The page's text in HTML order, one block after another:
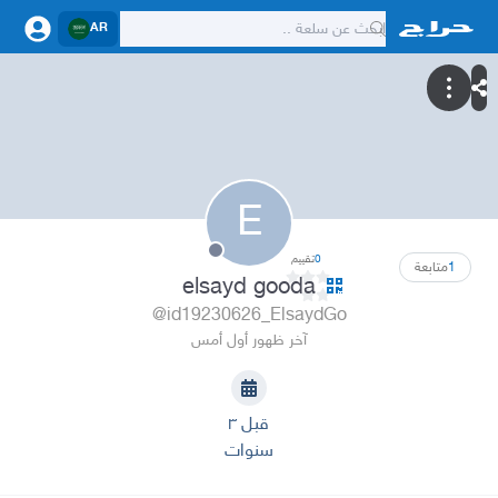
AR
E
1متابعة 0تقييم
elsayd gooda
@id19230626_ElsaydGo
آخر ظهور أول أمس
قبل ٣
سنوات